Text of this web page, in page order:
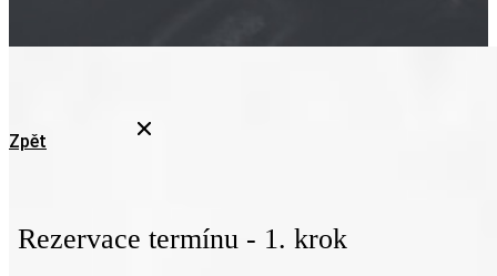
Zpět
Rezervace termínu - 1. krok